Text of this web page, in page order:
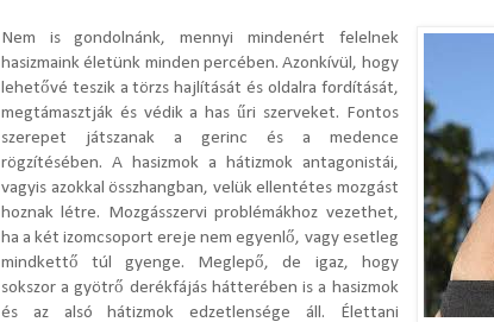
Nem is gondolnánk, mennyi mindenért felelnek
hasizmaink életünk minden percében. Azonkívül, hogy
lehetővé teszik a törzs hajlítását és oldalra fordítását,
megtámasztják és védik a has űri szerveket. Fontos
szerepet játszanak a gerinc és a medence
rögzítésében. A hasizmok a hátizmok antagonistái,
vagyis azokkal összhangban, velük ellentétes mozgást
hoznak létre. Mozgásszervi problémákhoz vezethet,
ha a két izomcsoport ereje nem egyenlő, vagy esetleg
mindkettő túl gyenge. Meglepő, de igaz, hogy
sokszor a gyötrő derékfájás hátterében is a hasizmok
és az alsó hátizmok edzetlensége áll. Élettani